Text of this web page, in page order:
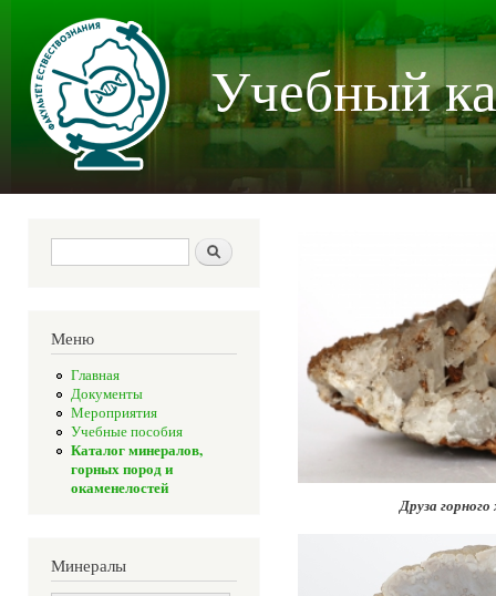
Учебный
Форма поиска Поиск
Меню
Главная
Документы
Мероприятия
Учебные пособия
Каталог минералов,
горных пород и
окаменелостей
Минералы
Друза